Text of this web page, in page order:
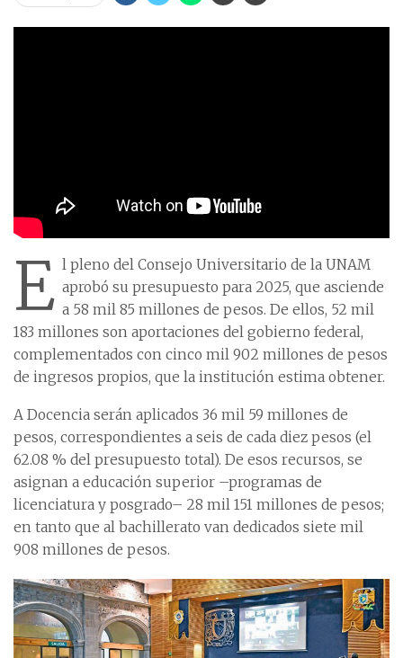
E l pleno del Consejo Universitario de la UNAM
aprobó su presupuesto para 2025, que asciende
a 58 mil 85 millones de pesos. De ellos, 52 mil
183 millones son aportaciones del gobierno federal,
complementados con cinco mil 902 millones de pesos
de ingresos propios, que la institución estima obtener.
A Docencia serán aplicados 36 mil 59 millones de
pesos, correspondientes a seis de cada diez pesos (el
62.08 % del presupuesto total). De esos recursos, se
asignan a educación superior –programas de
licenciatura y posgrado– 28 mil 151 millones de pesos;
en tanto que al bachillerato van dedicados siete mil
908 millones de pesos.